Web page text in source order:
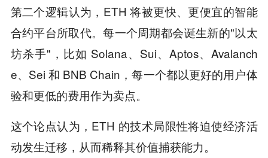
第二个逻辑认为，ETH 将被更快、更便宜的智能
合约平台所取代。每一个周期都会诞生新的"以太
坊杀手"，比如 Solana、Sui、Aptos、Avalanch
e、Sei 和 BNB Chain，每一个都以更好的用户体
验和更低的费用作为卖点。
这个论点认为，ETH 的技术局限性将迫使经济活
动发生迁移，从而稀释其价值捕获能力。